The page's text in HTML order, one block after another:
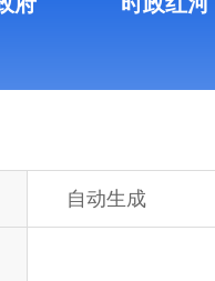
自动生成